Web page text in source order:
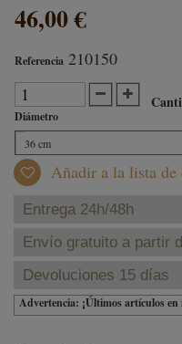
46,00 €
Referencia 210150
Diámetro
36 cm
Añadir a la lista de
Entrega 24h/48h
Envío gratuito a partir
Devoluciones 15 días
Advertencia: ¡Últimos artículos